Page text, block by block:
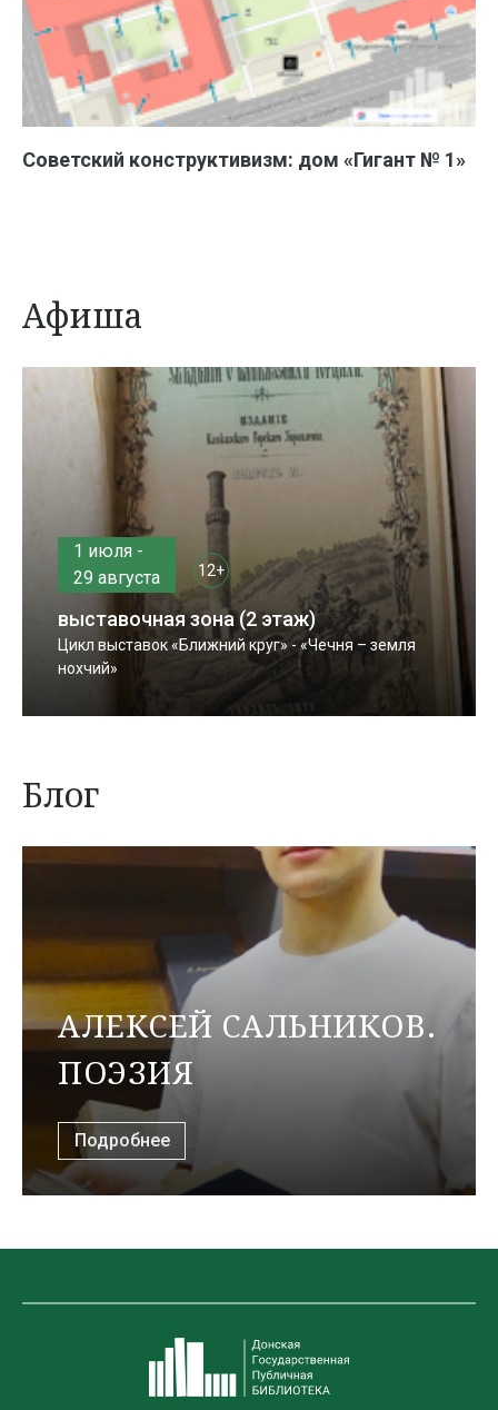
Советский конструктивизм: дом «Гигант № 1»
Афиша
1 июля -
29 августа
12+
выставочная зона (2 этаж)
Цикл выставок «Ближний круг» - «Чечня – земля
нохчий»
Блог
АЛЕКСЕЙ САЛЬНИКОВ.
ПОЭЗИЯ
Подробнее